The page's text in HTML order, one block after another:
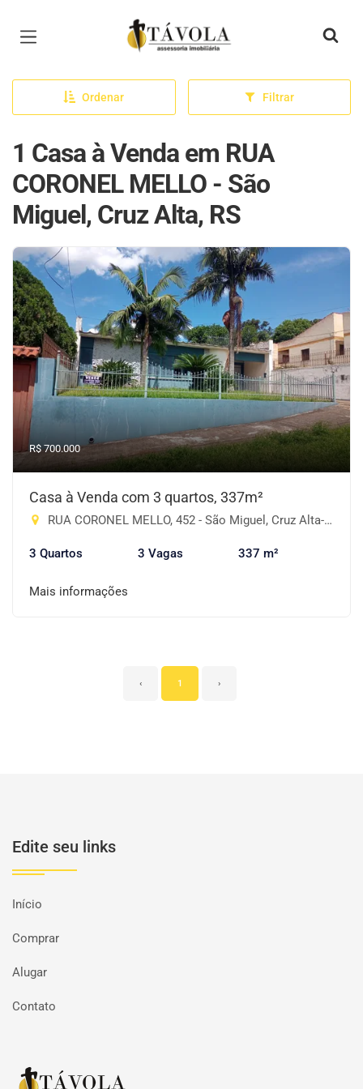
Página inicial
Ordenar Filtrar
1 Casa à Venda em RUA
CORONEL MELLO - São
Miguel, Cruz Alta, RS
R$ 700.000
Casa à Venda com 3 quartos, 337m²
RUA CORONEL MELLO, 452 - São Miguel, Cruz Alta-RS
3 Quartos 3 Vagas 337 m²
Mais informações
‹ 1 ›
Edite seu links
Início
Comprar
Alugar
Contato
Página inicial